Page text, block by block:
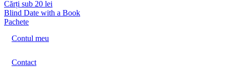
Cărți sub 20 lei
Blind Date with a Book
Pachete
Contul meu
Contact